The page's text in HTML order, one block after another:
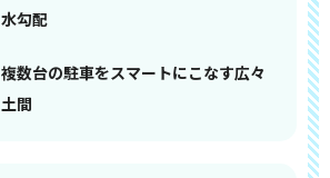
水勾配
複数台の駐車をスマートにこなす広々
土間